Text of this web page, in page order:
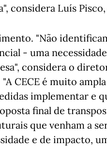
considera Luís Pisco,
"Não
- uma
considera o
CECE é muito
implementar e
final de
que venham a
e de impacto,